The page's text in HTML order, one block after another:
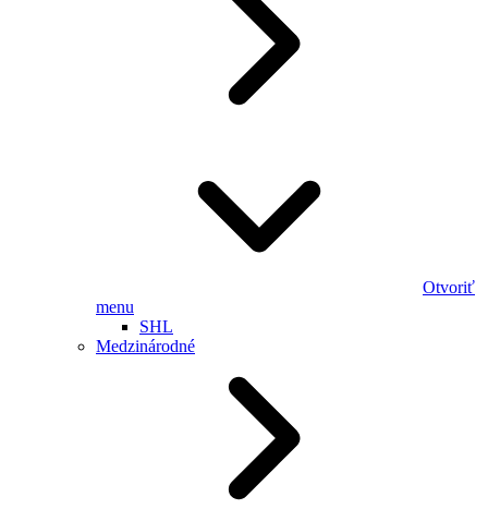
Otvoriť
menu
SHL
Medzinárodné